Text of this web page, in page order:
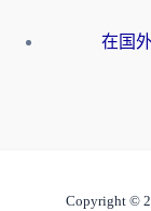
Copyright ©